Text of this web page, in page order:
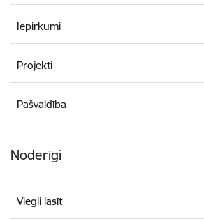
Iepirkumi
Projekti
Pašvaldība
Noderīgi
Viegli lasīt